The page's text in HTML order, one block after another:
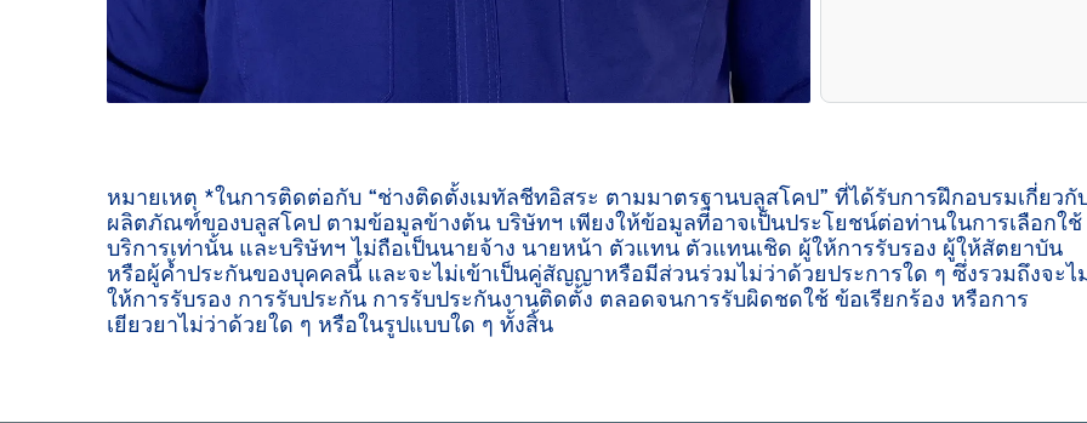
หมายเหตุ *ในการติดต่อกับ “ช่างติดตั้งเมทัลชีทอิสระ ตามมาตรฐานบลูสโคป” ที่ได้รับการฝึกอบรมเกี่ยวกั
ผลิตภัณฑ์ของบลูสโคป ตามข้อมูลข้างต้น บริษัทฯ เพียงให้ข้อมูลที่อาจเป็นประโยชน์ต่อท่านในการเลือกใช้
บริการเท่านั้น และบริษัทฯ ไม่ถือเป็นนายจ้าง นายหน้า ตัวแทน ตัวแทนเชิด ผู้ให้การรับรอง ผู้ให้สัตยาบัน
หรือผู้ค้ำประกันของบุคคลนี้ และจะไม่เข้าเป็นคู่สัญญาหรือมีส่วนร่วมไม่ว่าด้วยประการใด ๆ ซึ่งรวมถึงจะไ
ให้การรับรอง การรับประกัน การรับประกันงานติดตั้ง ตลอดจนการรับผิดชดใช้ ข้อเรียกร้อง หรือการ
เยียวยาไม่ว่าด้วยใด ๆ หรือในรูปแบบใด ๆ ทั้งสิ้น